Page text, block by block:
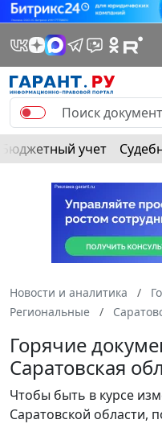
Бюджетный учет
Новости и аналитика
Региональные
Горячие
Саратовская
Чтобы быть в курсе
Саратовской области,